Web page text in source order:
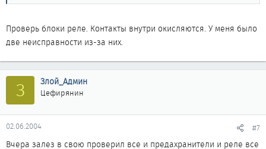
работает, чертовщина какая-то. Может в самом деле к моим
топике
P.S.Спасибо за номера предохранителей
Проверь блоки реле. Контакты внутри окисляются. У меня было
две неисправности из-за них.
З Злой_Админ
Цефирянин
02.06.2004 #7
Вчера залез в свою проверил все и предахранители и реле все